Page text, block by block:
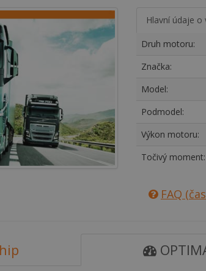
Hlavní údaje o
Druh motoru:
Značka:
Model:
Podmodel:
Výkon motoru:
Točivý moment:
FAQ